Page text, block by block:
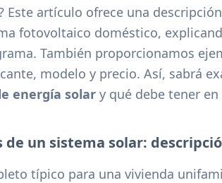
Este artículo ofrece una
fotovoltaico doméstico,
También proporcionamos
modelo y precio. Así, sabrá
energía solar y qué debe tener
un sistema solar:
típico para una vivienda